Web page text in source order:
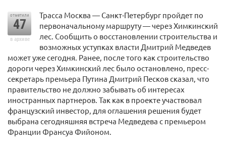
отметили
47
в архиве
Трасса Москва — Санкт-Петербург пройдет по
первоначальному маршруту — через Химкинский
лес. Сообщить о восстановлении строительства и
возможных уступках власти Дмитрий Медведев
может уже сегодня. Ранее, после того как строительство
дороги через Химкинский лес было остановлено, пресс-
секретарь премьера Путина Дмитрий Песков сказал, что
правительство не должно забывать об интересах
иностранных партнеров. Так как в проекте участвовал
французский инвестор, для оглашения решения будет
выбрана сегодняшняя встреча Медведева с премьером
Франции Франсуа Фийоном.